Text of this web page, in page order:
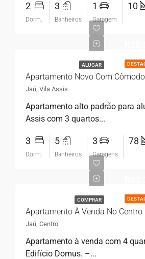
2
Dorm.
3
Banheiros
1
Garagem
10
ALUGAR
Jaú, Vila Assis
Apartamento alto padrão para
Assis com 3 quartos...
3
Dorm.
5
Banheiros
3
Garagens
78
COMPRAR
Apartamento À Venda No Centro
Jaú, Centro
Apartamento à venda com 4
Edifício Domus. –...